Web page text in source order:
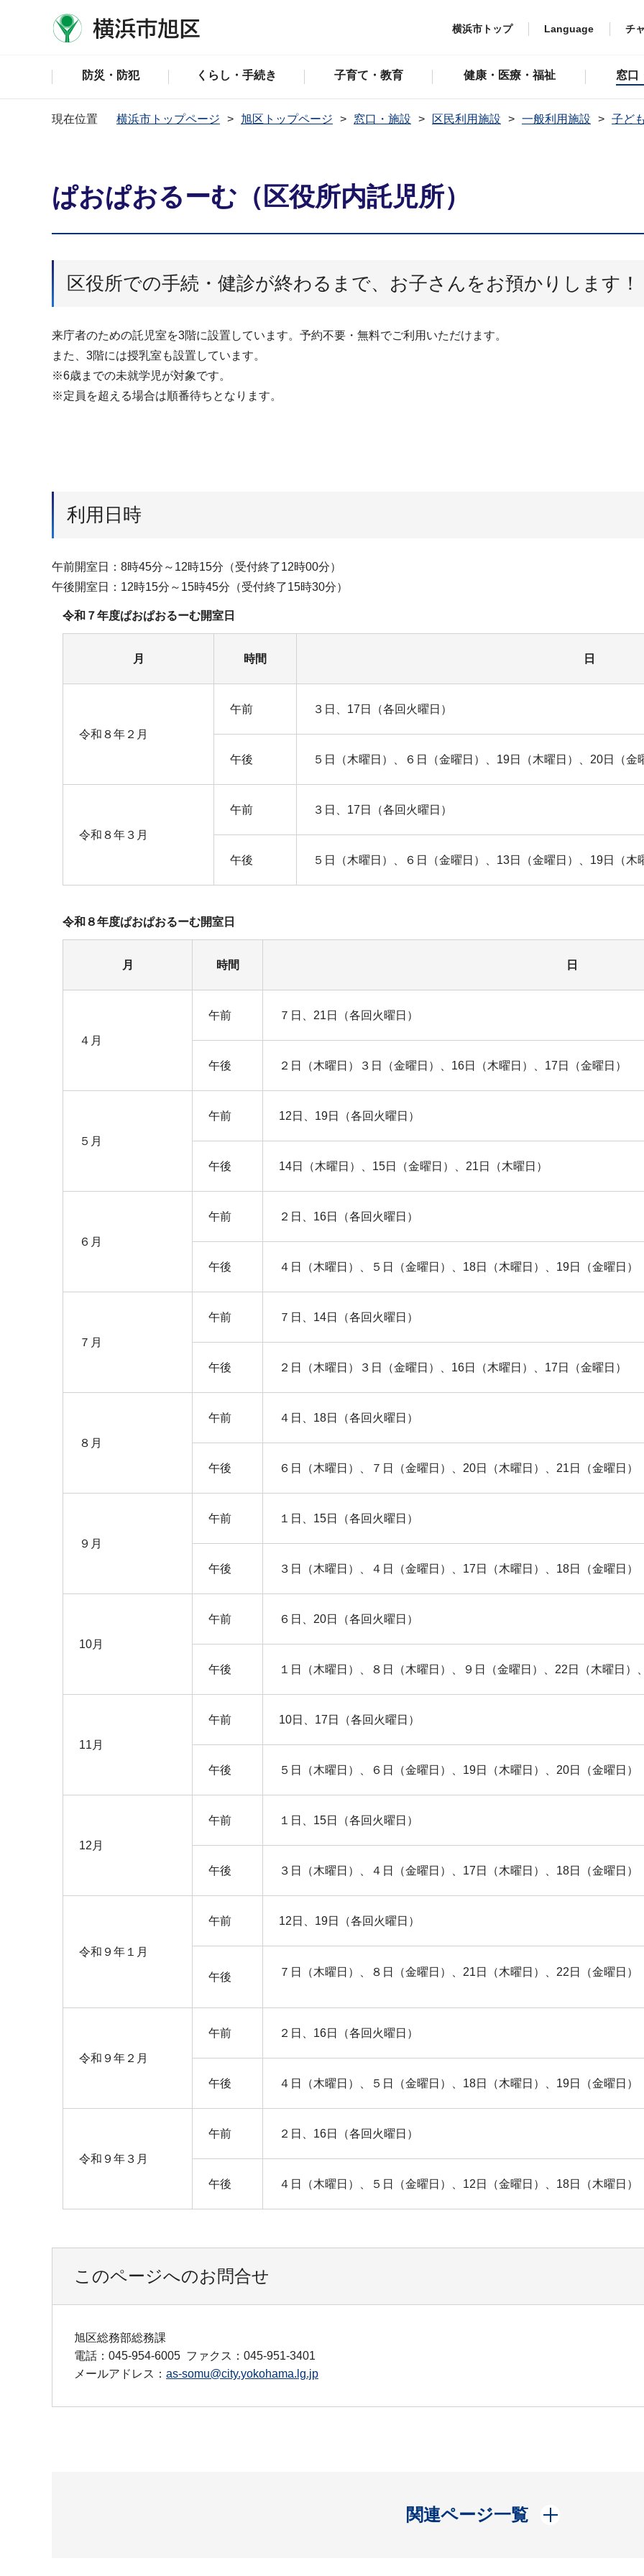
横浜市トップ Language チ
防災・防犯 くらし・手続き 子育て・教育 健康・医療・福祉 窓口
現在位置 横浜市トップページ 旭区トップページ 窓口・施設 区民利用施設 一般利用施設 子ど
ぱおぱおるーむ（区役所内託児所）
区役所での手続・健診が終わるまで、お子さんをお預かりします！
来庁者のための託児室を3階に設置しています。予約不要・無料でご利用いただけます。
また、3階には授乳室も設置しています。
※6歳までの未就学児が対象です。
※定員を超える場合は順番待ちとなります。
利用日時
午前開室日：8時45分～12時15分（受付終了12時00分）
午後開室日：12時15分～15時45分（受付終了15時30分）
令和７年度ぱおぱおるーむ開室日
月 時間 日
令和８年２月
午前 ３日、17日（各回火曜日）
午後 ５日（木曜日）、６日（金曜日）、19日（木曜日）、20日（金
令和８年３月
午前 ３日、17日（各回火曜日）
午後 ５日（木曜日）、６日（金曜日）、13日（金曜日）、19日（木
令和８年度ぱおぱおるーむ開室日
月 時間 日
４月
午前 ７日、21日（各回火曜日）
午後 ２日（木曜日）３日（金曜日）、16日（木曜日）、17日（金曜日）
５月
午前 12日、19日（各回火曜日）
午後 14日（木曜日）、15日（金曜日）、21日（木曜日）
６月
午前 ２日、16日（各回火曜日）
午後 ４日（木曜日）、５日（金曜日）、18日（木曜日）、19日（金曜日）
７月
午前 ７日、14日（各回火曜日）
午後 ２日（木曜日）３日（金曜日）、16日（木曜日）、17日（金曜日）
８月
午前 ４日、18日（各回火曜日）
午後 ６日（木曜日）、７日（金曜日）、20日（木曜日）、21日（金曜日）
９月
午前 １日、15日（各回火曜日）
午後 ３日（木曜日）、４日（金曜日）、17日（木曜日）、18日（金曜日）
10月
午前 ６日、20日（各回火曜日）
午後 １日（木曜日）、８日（木曜日）、９日（金曜日）、22日（木曜日）
11月
午前 10日、17日（各回火曜日）
午後 ５日（木曜日）、６日（金曜日）、19日（木曜日）、20日（金曜日）
12月
午前 １日、15日（各回火曜日）
午後 ３日（木曜日）、４日（金曜日）、17日（木曜日）、18日（金曜日）
令和９年１月
午前 12日、19日（各回火曜日）
午後 ７日（木曜日）、８日（金曜日）、21日（木曜日）、22日（金曜日）
令和９年２月
午前 ２日、16日（各回火曜日）
午後 ４日（木曜日）、５日（金曜日）、18日（木曜日）、19日（金曜日）
令和９年３月
午前 ２日、16日（各回火曜日）
午後 ４日（木曜日）、５日（金曜日）、12日（金曜日）、18日（木曜日）
このページへのお問合せ
旭区総務部総務課
電話：045-954-6005 ファクス：045-951-3401
メールアドレス： as-somu@city.yokohama.lg.jp
関連ページ一覧
開く